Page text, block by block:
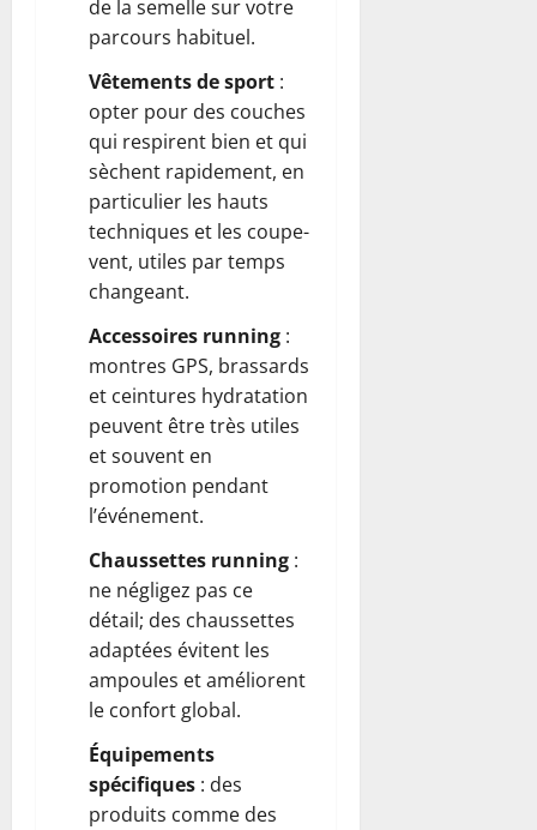
de la semelle sur votre
parcours habituel.
Vêtements de sport :
opter pour des couches
qui respirent bien et qui
sèchent rapidement, en
particulier les hauts
techniques et les coupe-
vent, utiles par temps
changeant.
Accessoires running :
montres GPS, brassards
et ceintures hydratation
peuvent être très utiles
et souvent en
promotion pendant
l’événement.
Chaussettes running :
ne négligez pas ce
détail; des chaussettes
adaptées évitent les
ampoules et améliorent
le confort global.
Équipements
spécifiques : des
produits comme des